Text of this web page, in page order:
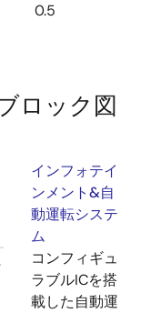
0.5
ロック図
インフォテイ
ンメント&自
動運転システ
ム
コンフィギュ
ラブルICを搭
載した自動運